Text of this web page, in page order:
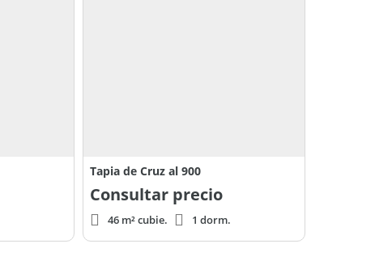
Tapia de Cruz al 900
Consultar precio
46 m² cubie. 1 dorm.